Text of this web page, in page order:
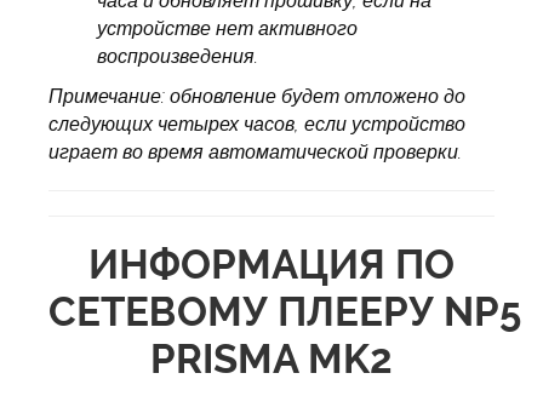
устройстве нет активного
воспроизведения.
Примечание: обновление будет отложено до
следующих четырех часов, если устройство
играет во время автоматической проверки.
ИНФОРМАЦИЯ ПО
СЕТЕВОМУ ПЛЕЕРУ NP5
PRISMA MK2